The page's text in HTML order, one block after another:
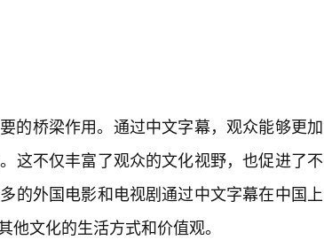
的桥梁作用。通过中文字幕，观众能够更加
这不仅丰富了观众的文化视野，也促进了不
的外国电影和电视剧通过中文字幕在中国上
文化的生活方式和价值观。